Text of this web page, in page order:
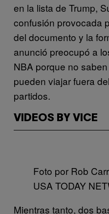
en la lista de Trump,
confusión provocada
del documento y la
anunció preocupó a
NBA porque no
pueden viajar fuera
partidos.
VIDEOS BY VICE
Foto por Rob
USA TODAY
Mientras tanto, dos